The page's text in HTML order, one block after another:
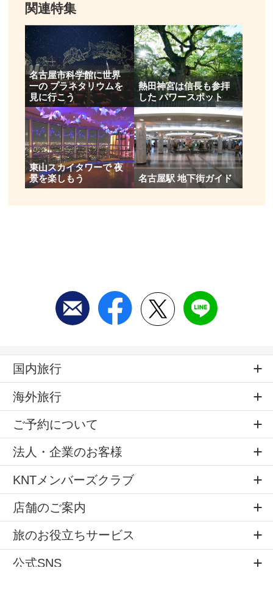
お問い合わせ／052-201-4486(名古屋市科学館)
名古屋市科学館 公式サイト
関連特集
名古屋市科学館に世界
一の プラネタリウムを
見に行こう
熱田神宮は信長も参拝
した パワースポット
東山スカイタワーで 夜
景を楽しもう
名古屋駅 地下街ガイド
国内旅行
海外旅行
ご予約について
法人・企業のお客様
KNTメンバーズクラブ
店舗のご案内
旅のお役立ちサービス
公式SNS